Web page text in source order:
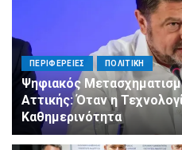
ΠΕΡΙΦΕΡΕΙΕΣ ΠΟΛΙΤΙΚΗ
Ψηφιακός
Αττικής: Όταν η
Καθημερινότητα